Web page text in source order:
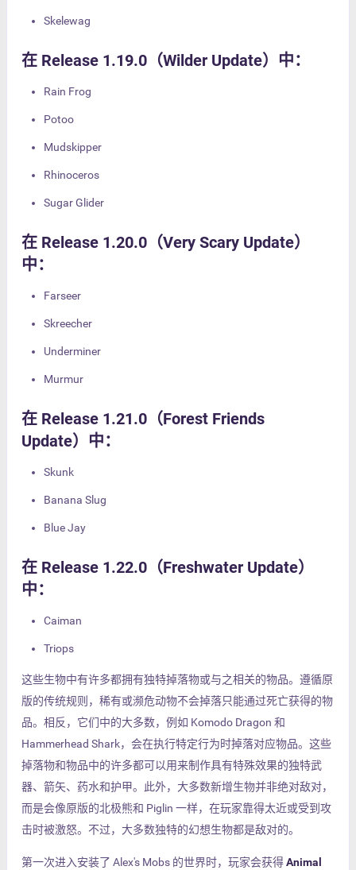
Skelewag
在 Release 1.19.0（Wilder Update）中：
Rain Frog
Potoo
Mudskipper
Rhinoceros
Sugar Glider
在 Release 1.20.0（Very Scary Update）
中：
Farseer
Skreecher
Underminer
Murmur
在 Release 1.21.0（Forest Friends
Update）中：
Skunk
Banana Slug
Blue Jay
在 Release 1.22.0（Freshwater Update）
中：
Caiman
Triops
这些生物中有许多都拥有独特掉落物或与之相关的物品。遵循原
版的传统规则，稀有或濒危动物不会掉落只能通过死亡获得的物
品。相反，它们中的大多数，例如 Komodo Dragon 和
Hammerhead Shark，会在执行特定行为时掉落对应物品。这些
掉落物和物品中的许多都可以用来制作具有特殊效果的独特武
器、箭矢、药水和护甲。此外，大多数新增生物并非绝对敌对，
而是会像原版的北极熊和 Piglin 一样，在玩家靠得太近或受到攻
击时被激怒。不过，大多数独特的幻想生物都是敌对的。
第一次进入安装了 Alex's Mobs 的世界时，玩家会获得Animal